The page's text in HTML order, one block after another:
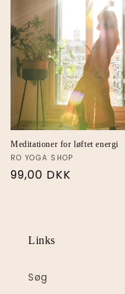
Meditationer for løftet energi
RO YOGA SHOP
99,00 DKK
Links
Søg